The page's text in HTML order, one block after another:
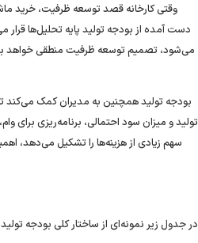
وقتی کارخانه قصد توسعه ظرفیت، خرید
‌دست ‌آمده از بودجه تولید پایه تحلیل‌ها
می‌شود، تصمیم توسعه ظرفیت منطقی خواهد
بودجه تولید همچنین به مدیران کمک می‌کند تا
تولید و میزان سود احتمالی، برنامه‌ریزی
سهم زیادی از هزینه‌ها را تشکیل می‌دهد،
در جدول زیر نمونه‌ای از ساختار کلی بودجه